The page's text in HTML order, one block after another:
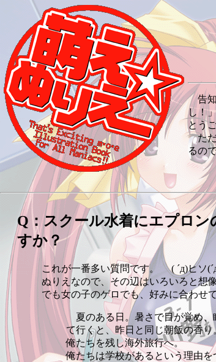
告知
し！
とう
ただ
るの
Q：スクール水着にエプロ
すか？
これが一番多い質問です。 ( ´д)ヒソ
ぬりえなので、その辺はいろいろと想
でも女の子のゲロでも、好みに合わせ
夏のある日。暑さで目が覚め、
て行くと、昨日と同じ朝飯の香
俺たちを残し海外旅行へ。
俺たちは学校があるという理由